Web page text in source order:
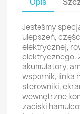
Jesteśmy
ulepszeń,
elektrycznej,
elektrycznego.
akumulatory,
wspornik, linka
sterowniki,
wewnętrzne
zaciski